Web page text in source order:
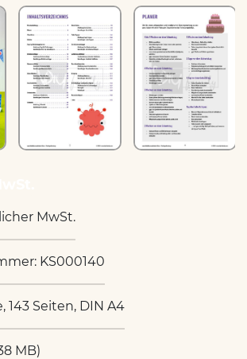
MwSt.
KS000140
143 Seiten, DIN A4
MB)